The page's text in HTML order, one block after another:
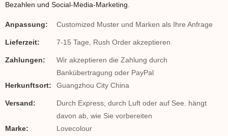
Bezahlen und Social-Media-Marketing.
Anpassung: Customized Muster und Marken als Ihre Anfrage
Lieferzeit: 7-15 Tage, Rush Order akzeptieren
Zahlungen:
Wir akzeptieren die Zahlung durch
Bankübertragung oder PayPal
Herkunftsort:
Guangzhou City China
Versand:
Durch Express, durch Luft oder auf See. hängt
davon ab, wie Sie vorbereiten
Marke:
Lovecolour